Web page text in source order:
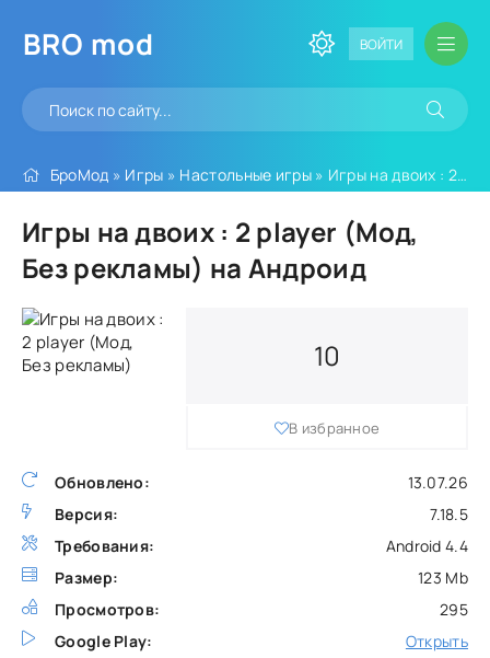
BRO mod ВОЙТИ
БроМод » Игры » Настольные игры» Игры на двоих : 2 player (Мод, Без рекламы)
Игры на двоих : 2 player (Мод,
Без рекламы) на Андроид
Обновлено:
13.07.26
Версия:
7.18.5
Требования:
Android 4.4
Размер:
123 Mb
Просмотров:
295
Google Play:
Открыть
10
В избранное